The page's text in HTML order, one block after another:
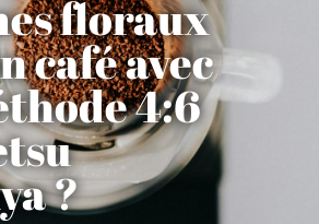
floraux
café avec
4:6
?